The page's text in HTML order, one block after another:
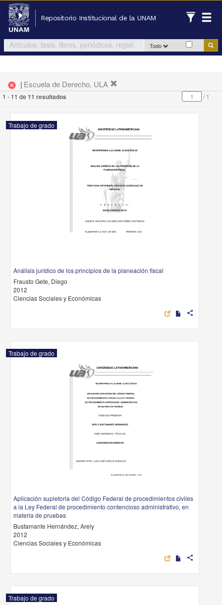
Repositorio Institucional de la UNAM
Todo
cancel | Escuela de Derecho, ULA
1 - 11 de 11 resultados /1
Trabajo de grado
Análisis jurídico de los principios de la planeación fiscal
Frausto Gete, Diego
2012
Ciencias Sociales y Económicas
share
Trabajo de grado
Aplicación supletoria del Código Federal de procedimientos civiles
a la Ley Federal de procedimiento contencioso administrativo, en
materia de pruebas
Bustamante Hernández, Arely
2012
Ciencias Sociales y Económicas
share
Trabajo de grado